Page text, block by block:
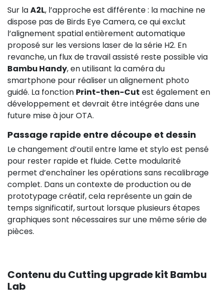
Sur laA2L, l’approche est différente : la machine ne
dispose pas de Birds Eye Camera, ce qui exclut
l’alignement spatial entièrement automatique
proposé sur les versions laser de la série H2. En
revanche, un flux de travail assisté reste possible via
Bambu Handy, en utilisant la caméra du
smartphone pour réaliser un alignement photo
guidé. La fonction Print-then-Cut est également en
développement et devrait être intégrée dans une
future mise à jour OTA.
Passage rapide entre découpe et dessin
Le changement d’outil entre lame et stylo est pensé
pour rester rapide et fluide. Cette modularité
permet d’enchaîner les opérations sans recalibrage
complet. Dans un contexte de production ou de
prototypage créatif, cela représente un gain de
temps significatif, surtout lorsque plusieurs étapes
graphiques sont nécessaires sur une même série de
pièces.
Contenu du Cutting upgrade kit Bambu
Lab